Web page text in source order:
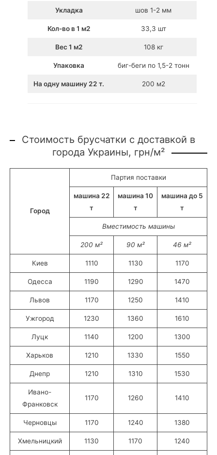
Укладка шов 1-2 мм
Кол-во в 1 м2 33,3 шт
Вес 1 м2 108 кг
Упаковка биг-беги по 1,5-2 тонн
На одну машину 22 т. 200 м2
Стоимость брусчатки с доставкой в
города Украины, грн/м²
Город
Партия поставки
машина 22
т
машина 10
т
машина до 5
т
Вместимость машины
200 м² 90 м² 46 м²
Киев 1110 1130 1170
Одесса 1190 1290 1470
Львов 1170 1250 1410
Ужгород 1230 1360 1610
Луцк 1140 1200 1300
Харьков 1210 1330 1550
Днепр 1210 1310 1530
Ивано-
Франковск
1170 1260 1410
Черновцы 1170 1240 1380
Хмельницкий 1130 1170 1240